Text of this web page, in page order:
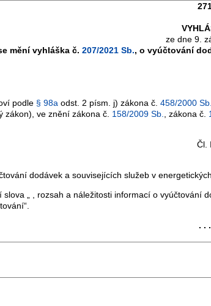
ze dne 9.
mění vyhláška č. 207/2021 Sb., o vyúčtování
podle § 98a odst. 2 písm. j) zákona č. 458/2000 Sb.
zákon), ve znění zákona č. 158/2009 Sb. , zákona č.
Čl. I
dodávek a souvisejících služeb v
slova „ , rozsah a náležitosti informací o vyúčtování
. . .